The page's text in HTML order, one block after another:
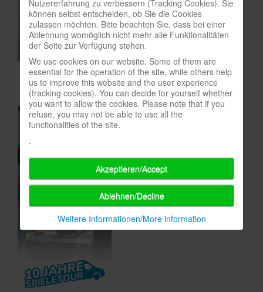
In eigener Sache-On our own behalf
Archivierte Meldungen-News archive
Nutzererfahrung zu verbessern (Tracking Cookies). Sie
können selbst entscheiden, ob Sie die Cookies
zulassen möchten. Bitte beachten Sie, dass bei einer
Ablehnung womöglich nicht mehr alle Funktionalitäten
der Seite zur Verfügung stehen.
We use cookies on our website. Some of them are
essential for the operation of the site, while others help
us to improve this website and the user experience
(tracking cookies). You can decide for yourself whether
you want to allow the cookies. Please note that if you
refuse, you may not be able to use all the
functionalities of the site.
.
Akzeptieren/Accept
Ablehnen/Decline
Weitere Informationen/More information